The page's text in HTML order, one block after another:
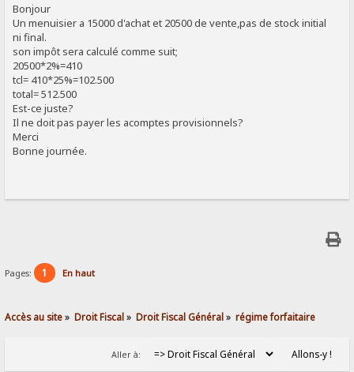
Bonjour
Un menuisier a 15000 d'achat et 20500 de vente,pas de stock initial
ni final.
son impôt sera calculé comme suit;
20500*2%=410
tcl= 410*25%=102.500
total= 512.500
Est-ce juste?
Il ne doit pas payer les acomptes provisionnels?
Merci
Bonne journée.
Pages: 1 En haut
Accès au site» Droit Fiscal» Droit Fiscal Général» régime forfaitaire
Aller à: